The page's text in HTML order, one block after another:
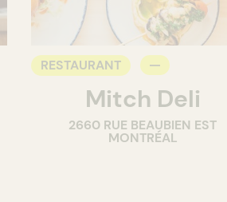
RESTAURANT
Mitch Deli
2660 RUE BEAUBIEN EST
MONTRÉAL